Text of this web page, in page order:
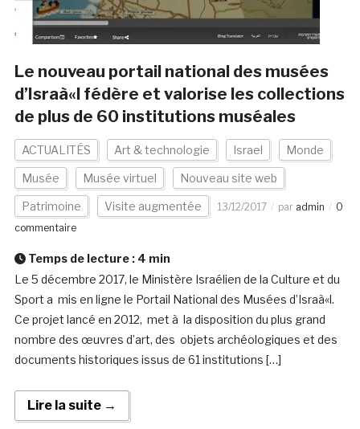
Le nouveau portail national des musées
d’Israà«l fédère et valorise les collections
de plus de 60 institutions muséales
ACTUALITÉS Art & technologie Israel Monde
Musée Musée virtuel Nouveau site web
Patrimoine Visite augmentée 13/12/2017 par admin
0
commentaire
Temps de lecture : 4 min
Le 5 décembre 2017, le Ministère Israélien de la Culture et du
Sport a mis en ligne le Portail National des Musées d’Israà«l.
Ce projet lancé en 2012, met à la disposition du plus grand
nombre des œuvres d’art, des objets archéologiques et des
documents historiques issus de 61 institutions […]
Lire la suite →